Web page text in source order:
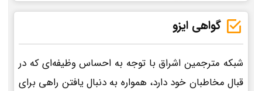
گواهی ایزو
شبکه مترجمین اشراق با توجه به احساس وظیفه‌ای که در
قبال مخاطبان خود دارد، همواره به دنبال یافتن راهی برای